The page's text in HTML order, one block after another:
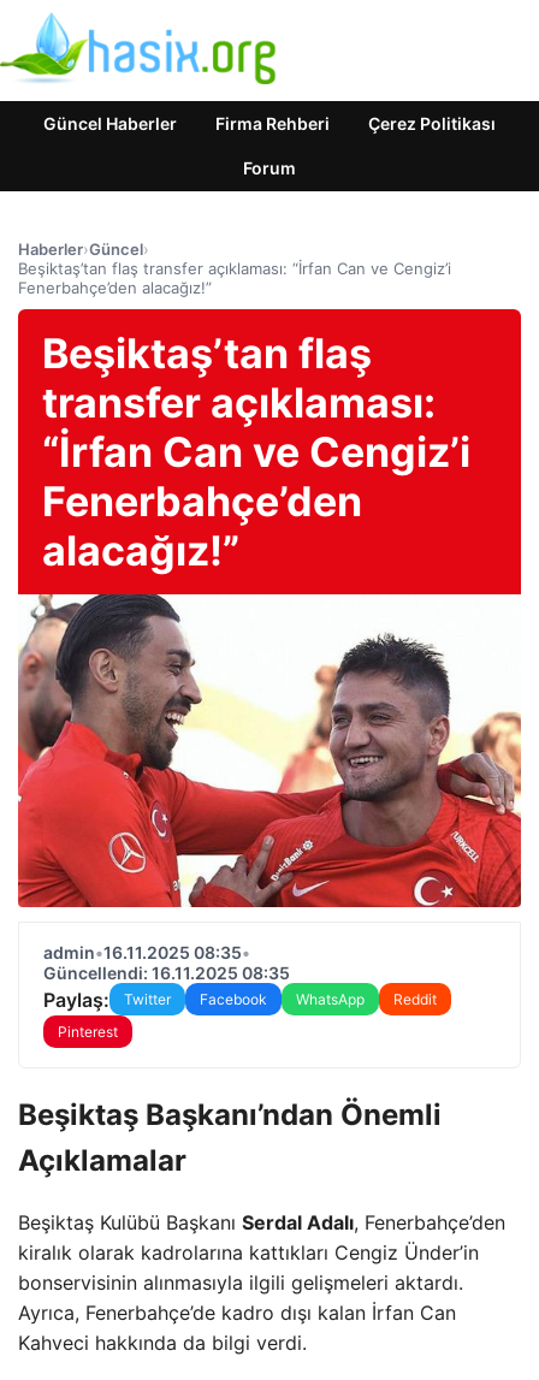
Güncel Haberler Firma Rehberi Çerez Politikası
Forum
Haberler›Güncel›
Beşiktaş’tan flaş transfer açıklaması: “İrfan Can ve Cengiz’i
Fenerbahçe’den alacağız!”
Beşiktaş’tan flaş
transfer açıklaması:
“İrfan Can ve Cengiz’i
Fenerbahçe’den
alacağız!”
admin•16.11.2025 08:35•
Güncellendi: 16.11.2025 08:35
Paylaş: Twitter Facebook WhatsApp
Reddit
Pinterest
Beşiktaş Başkanı’ndan Önemli
Açıklamalar
Beşiktaş Kulübü Başkanı Serdal Adalı, Fenerbahçe’den
kiralık olarak kadrolarına kattıkları Cengiz Ünder’in
bonservisinin alınmasıyla ilgili gelişmeleri aktardı.
Ayrıca, Fenerbahçe’de kadro dışı kalan İrfan Can
Kahveci hakkında da bilgi verdi.